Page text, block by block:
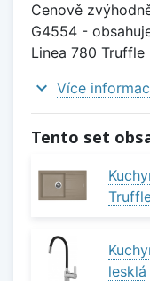
Cenově
G4554 -
Linea 780
expand_more Více
Tento set
lesklá